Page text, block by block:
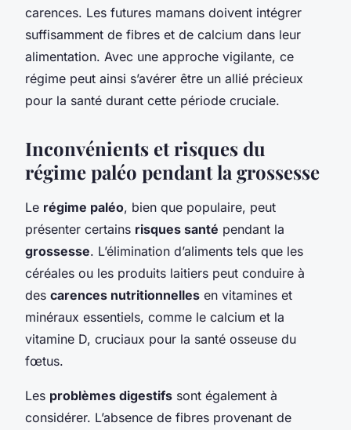
carences. Les futures mamans doivent intégrer
suffisamment de fibres et de calcium dans leur
alimentation. Avec une approche vigilante, ce
régime peut ainsi s’avérer être un allié précieux
pour la santé durant cette période cruciale.
Inconvénients et risques du
régime paléo pendant la grossesse
Le régime paléo, bien que populaire, peut
présenter certains risques santé pendant la
grossesse. L’élimination d’aliments tels que les
céréales ou les produits laitiers peut conduire à
des carences nutritionnelles en vitamines et
minéraux essentiels, comme le calcium et la
vitamine D, cruciaux pour la santé osseuse du
fœtus.
Les problèmes digestifs sont également à
considérer. L’absence de fibres provenant de